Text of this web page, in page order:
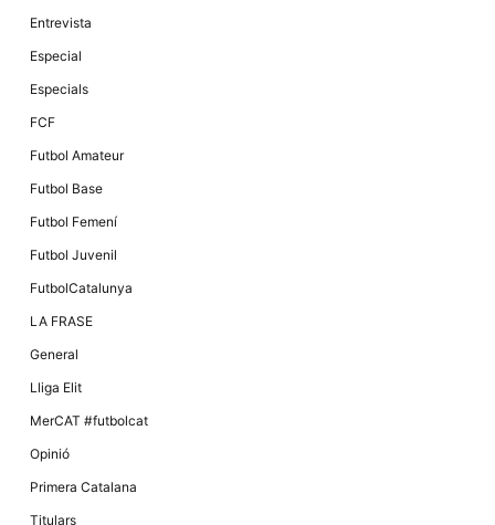
Entrevista
Especial
Especials
FCF
Futbol Amateur
Futbol Base
Futbol Femení
Futbol Juvenil
FutbolCatalunya
LA FRASE
General
Lliga Elit
MerCAT #futbolcat
Opinió
Primera Catalana
Titulars